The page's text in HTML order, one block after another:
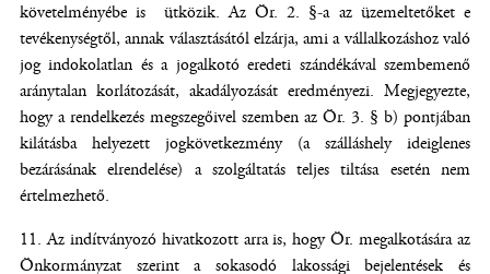
követelményébe is ütközik. Az Ör. 2. §-a az üzemeltetőket e
tevékenységtől, annak választásától elzárja, ami a vállalkozáshoz való
jog indokolatlan és a jogalkotó eredeti szándékával szembemenő
aránytalan korlátozását, akadályozását eredményezi. Megjegyezte,
hogy a rendelkezés megszegőivel szemben az Ör. 3. § b) pontjában
kilátásba helyezett jogkövetkezmény (a szálláshely ideiglenes
bezárásának elrendelése) a szolgáltatás teljes tiltása esetén nem
értelmezhető.
Az indítványozó hivatkozott arra is, hogy Ör. megalkotására az
Önkormányzat szerint a sokasodó lakossági bejelentések és